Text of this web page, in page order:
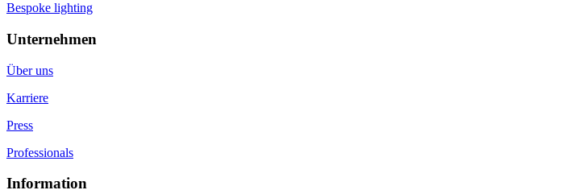
Bespoke lighting
Unternehmen
Über uns
Karriere
Press
Professionals
Information